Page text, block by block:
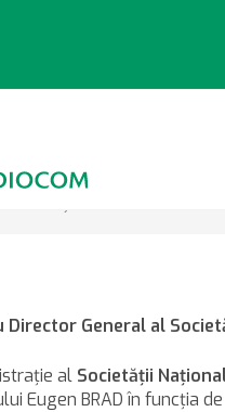
General al
al Societăţii
Eugen BRAD în funcţia